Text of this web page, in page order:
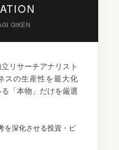
GIKEN
リサーチアナリスト
スの生産性を最大化
「本物」だけを厳選
を深化させる投資・ビ